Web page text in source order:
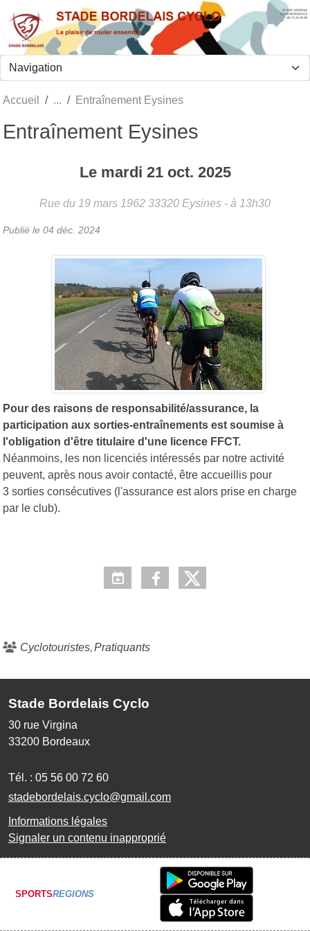
Accueil Entraînement Eysines
Entraînement Eysines
Le mardi 21 oct. 2025
Rue du 19 mars 1962 33320 Eysines - à 13h30
Publié le 04 déc. 2024
Pour des raisons de responsabilité/assurance, la
participation aux sorties-entraînements est soumise à
l'obligation d'être titulaire d'une licence FFCT.
Néanmoins, les non licenciés intéressés par notre activité
peuvent, après nous avoir contacté, être accueillis pour
3 sorties consécutives (l'assurance est alors prise en charge
par le club).
Cyclotouristes Pratiquants
Stade Bordelais Cyclo
30 rue Virgina
33200 Bordeaux
Tél. : 05 56 00 72 60
stadebordelais.cyclo@gmail.com
Informations légales
Signaler un contenu inapproprié
SPORTSREGIONS
Panneau de gestion des cookies